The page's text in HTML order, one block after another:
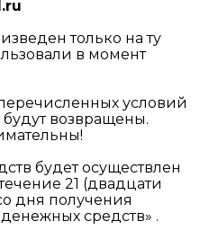
только на ту
в момент
условий
возвращены.
будет осуществлен
21 (двадцати
дня получения
средств» .